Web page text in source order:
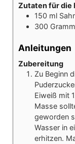
Zutaten für die
150 ml
300 Gramm
Anleitungen
Zubereitung
Zu Beginn
Eiweiß mit
Masse
geworden
Wasser in
erhitzen.